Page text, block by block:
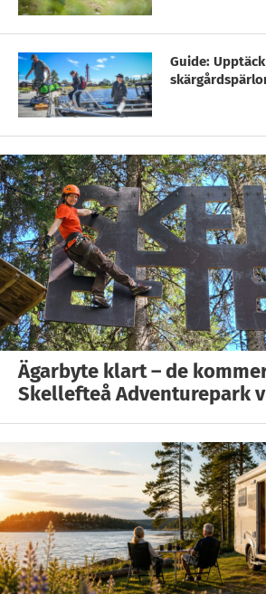
Guide:
Ägarbyte klart – de
Skellefteå Adventurepark